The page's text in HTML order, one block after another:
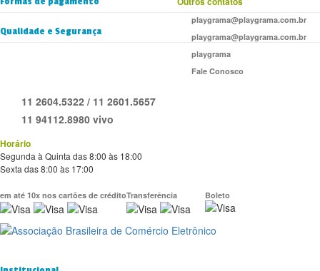
playgrama@playgrama.com.br
playgrama@playgrama.com.br
playgrama
Fale Conosco
11 2604.5322 / 11 2601.5657
11 94112.8980 vivo
Horário
Segunda à Quinta das 8:00 às 18:00
Sexta das 8:00 às 17:00
em até 10x nos cartões de créditoTransferência Boleto
Qualidade e Segurança